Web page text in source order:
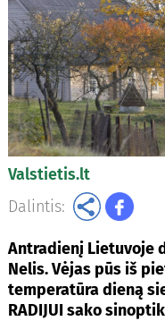
Valstietis.lt
Dalintis:
Antradienį Lietuvoje
Nelis. Vėjas pūs iš
temperatūra dieną
RADIJUI sako